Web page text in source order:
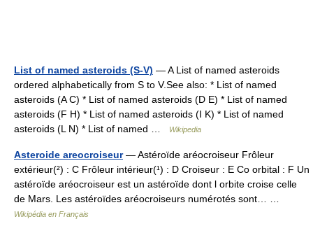
List of named asteroids (S-V) — A List of named asteroids
ordered alphabetically from S to V.See also: * List of named
asteroids (A C) * List of named asteroids (D E) * List of named
asteroids (F H) * List of named asteroids (I K) * List of named
asteroids (L N) * List of named …
Wikipedia
Asteroide areocroiseur— Astéroïde aréocroiseur Frôleur
extérieur(²) : C Frôleur intérieur(¹) : D Croiseur : E Co orbital : F Un
astéroïde aréocroiseur est un astéroïde dont l orbite croise celle
de Mars. Les astéroïdes aréocroiseurs numérotés sont… …
Wikipédia en Français